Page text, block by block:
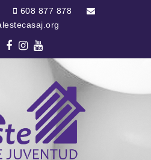
608 877 878
Twitter
Facebook
Instagram
Youtube